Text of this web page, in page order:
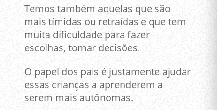
Temos também aquelas que são
mais tímidas ou retraídas e que tem
muita dificuldade para fazer
escolhas, tomar decisões.
O papel dos pais é justamente ajudar
essas crianças a aprenderem a
serem mais autônomas.